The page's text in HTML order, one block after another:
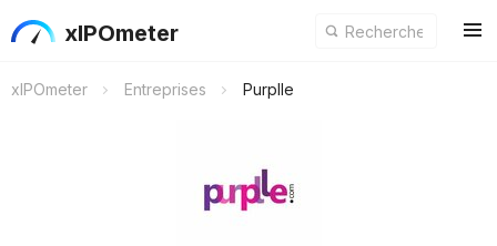
xIPOmeter
xIPOmeter Entreprises Purplle